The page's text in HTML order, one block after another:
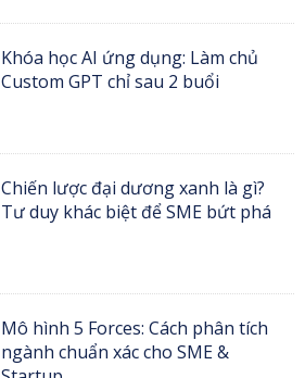
Khóa học AI ứng dụng: Làm chủ
Custom GPT chỉ sau 2 buổi
Chiến lược đại dương xanh là gì?
Tư duy khác biệt để SME bứt phá
Mô hình 5 Forces: Cách phân tích
ngành chuẩn xác cho SME &